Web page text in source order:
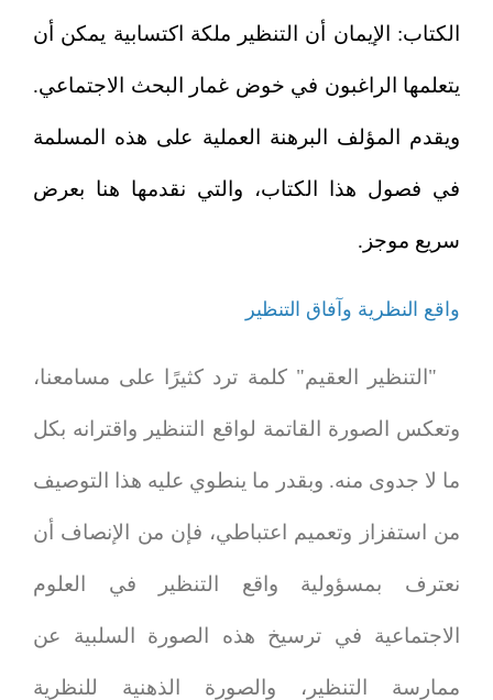
الكتاب: الإيمان أن التنظير ملكة اكتسابية يمكن أن
يتعلمها الراغبون في خوض غمار البحث الاجتماعي.
ويقدم المؤلف البرهنة العملية على هذه المسلمة
في فصول هذا الكتاب، والتي نقدمها هنا بعرض
سريع موجز.
واقع النظرية وآفاق التنظير
"التنظير العقيم" كلمة ترد كثيرًا على مسامعنا،
وتعكس الصورة القاتمة لواقع التنظير واقترانه بكل
ما لا جدوى منه. وبقدر ما ينطوي عليه هذا التوصيف
من استفزاز وتعميم اعتباطي، فإن من الإنصاف أن
نعترف بمسؤولية واقع التنظير في العلوم
الاجتماعية في ترسيخ هذه الصورة السلبية عن
ممارسة التنظير، والصورة الذهنية للنظرية